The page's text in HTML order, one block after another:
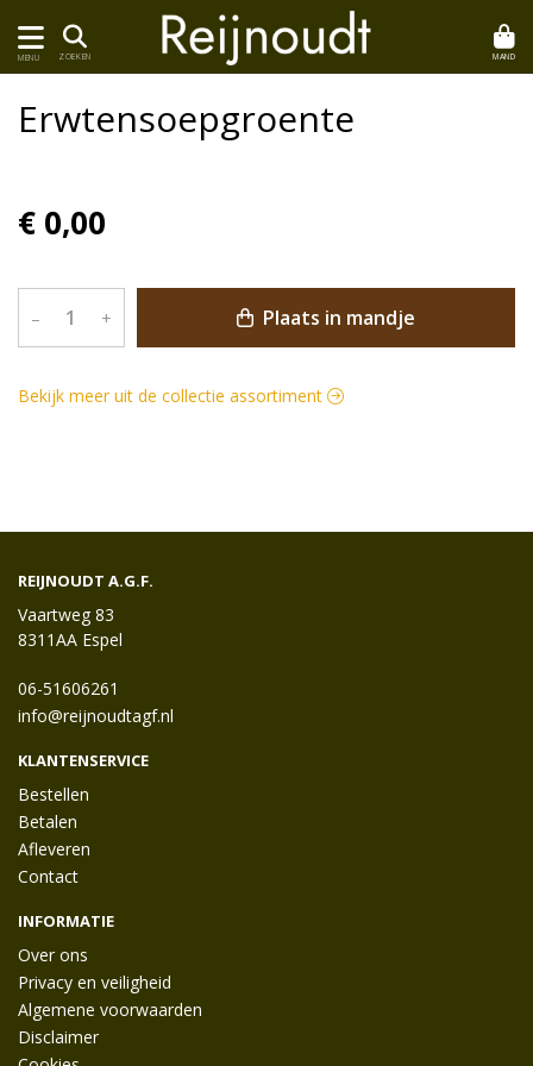
MENU ZOEKEN MAND
Erwtensoepgroente
€ 0,00
– + Plaats in mandje
Bekijk meer uit de collectie assortiment
REIJNOUDT A.G.F.
Vaartweg 83
8311AA Espel
06-51606261
info@reijnoudtagf.nl
KLANTENSERVICE
Bestellen
Betalen
Afleveren
Contact
INFORMATIE
Over ons
Privacy en veiligheid
Algemene voorwaarden
Disclaimer